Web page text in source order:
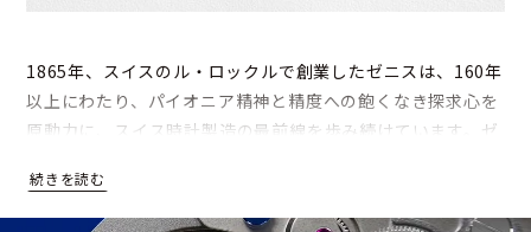
1865年、スイスのル・ロックルで創業したゼニスは、160年
以上にわたり、パイオニア精神と精度への飽くなき探求心を
原動力に、スイス時計製造の最前線を歩み続けています。ゼ
て、ムーブメントを自社で開発・製造し、時計製造の世界に
絶えず革新をもたらしてきました。その中でも、1969年に